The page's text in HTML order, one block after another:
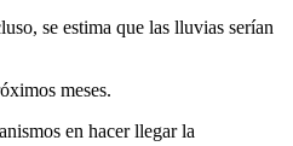
se estima que las lluvias serían
meses.
en hacer llegar la